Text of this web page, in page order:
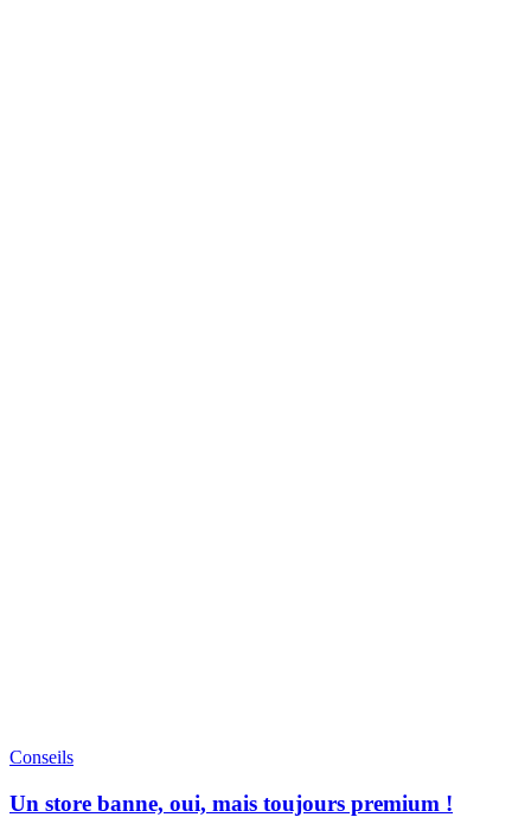
Conseils
Un store banne, oui, mais toujours premium !